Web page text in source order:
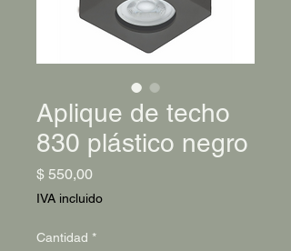
Aplique de techo
830 plástico negro
$ 550,00Precio
IVA incluido
Cantidad *